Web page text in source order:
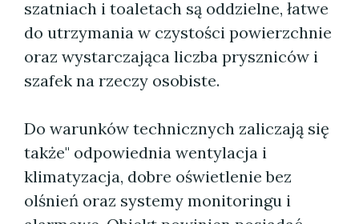
szatniach i toaletach są oddzielne, łatwe
do utrzymania w czystości powierzchnie
oraz wystarczająca liczba pryszniców i
szafek na rzeczy osobiste.
Do warunków technicznych zaliczają się
także" odpowiednia wentylacja i
klimatyzacja, dobre oświetlenie bez
olśnień oraz systemy monitoringu i